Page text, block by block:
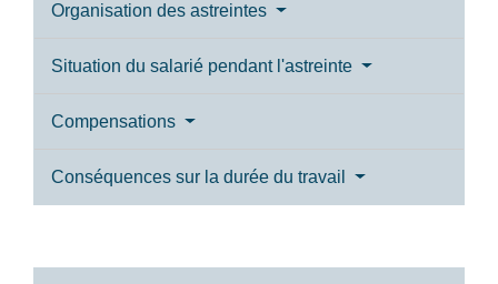
Organisation des astreintes
Situation du salarié pendant l'astreinte
Compensations
Conséquences sur la durée du travail